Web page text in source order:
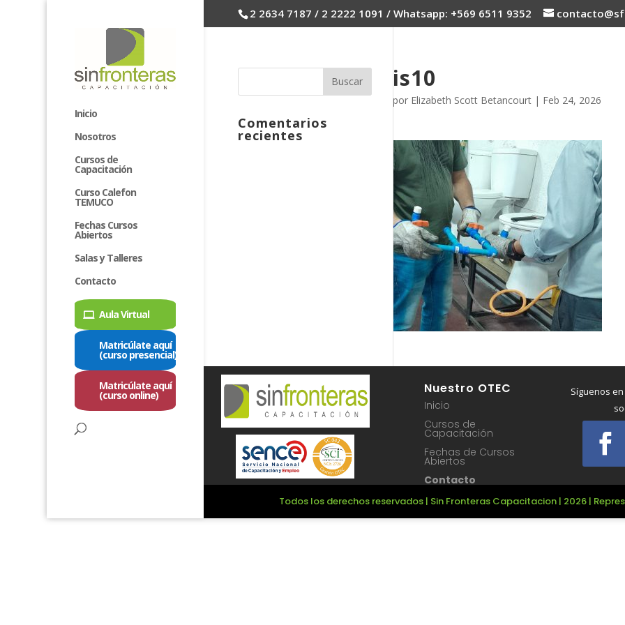
2 2634 7187 / 2 2222 1091 / Whatsapp: +569 6511 9352
Inicio
Nosotros
Cursos de
Capacitación
Curso Calefon
TEMUCO
Fechas Cursos
Abiertos
Salas y Talleres
Contacto
Aula Virtual
Matricúlate aquí
(curso presencial)
Matricúlate aquí
(curso online)
is10
por Elizabeth Scott Betancourt| Feb 24, 2026
Comentarios
recientes
Nuestro OTEC
Inicio
Cursos de
Capacitación
Fechas de Cursos
Abiertos
Contacto
Síguenos
Todos los derechos reservados | Sin Fronteras Capacitacion | 2026 |